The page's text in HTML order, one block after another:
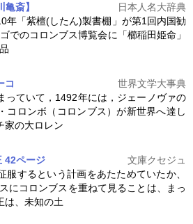
斎】
日本人名大辞典
年「紫檀(したん)製書棚」が第1回内国勧
でのコロンブス博覧会に「櫛稲田姫命」
コ
世界文学大事典
っていて，1492年には，ジェーノヴァの
コロンボ（ コロンブス ）が新世界へ達し
家の大ロレン
42ページ
文庫クセジュ
服するという計画をあたためていたか、
に コロンブス を重ねて見ることは、まっ
は、未知の土